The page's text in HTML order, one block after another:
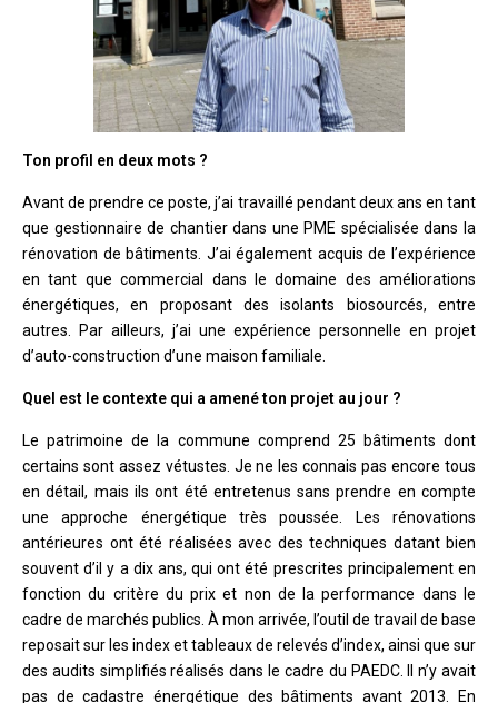
Ton profil en deux mots ?
Avant de prendre ce poste, j’ai travaillé pendant deux ans en tant
que gestionnaire de chantier dans une PME spécialisée dans la
rénovation de bâtiments. J’ai également acquis de l’expérience
en tant que commercial dans le domaine des améliorations
énergétiques, en proposant des isolants biosourcés, entre
autres. Par ailleurs, j’ai une expérience personnelle en projet
d’auto-construction d’une maison familiale.
Quel est le contexte qui a amené ton projet au jour ?
Le patrimoine de la commune comprend 25 bâtiments dont
certains sont assez vétustes. Je ne les connais pas encore tous
en détail, mais ils ont été entretenus sans prendre en compte
une approche énergétique très poussée. Les rénovations
antérieures ont été réalisées avec des techniques datant bien
souvent d’il y a dix ans, qui ont été prescrites principalement en
fonction du critère du prix et non de la performance dans le
cadre de marchés publics. À mon arrivée, l’outil de travail de base
reposait sur les index et tableaux de relevés d’index, ainsi que sur
des audits simplifiés réalisés dans le cadre du PAEDC. Il n’y avait
pas de cadastre énergétique des bâtiments avant 2013. En